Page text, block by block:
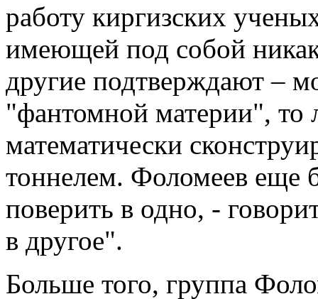
работу киргизских
имеющей под собой
другие подтверждают –
"фантомной материи", то
математически
тоннелем. Фоломеев еще
поверить в одно, -
в другое".
Больше того, группа